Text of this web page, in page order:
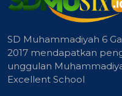
SD Muhammadiyah 6
2017 mendapatkan
unggulan
Excellent School